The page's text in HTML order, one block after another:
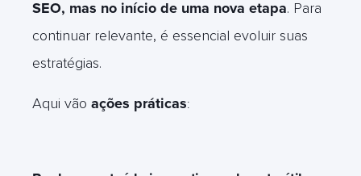
SEO, mas no início de uma nova etapa. Para
continuar relevante, é essencial evoluir suas
estratégias.
Aqui vão ações práticas: